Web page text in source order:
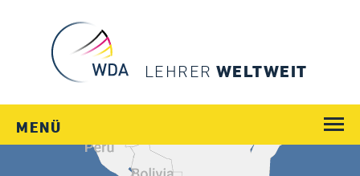
LEHRER WELTWEIT
MENÜ